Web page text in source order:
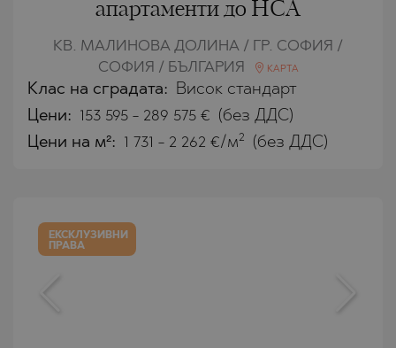
апартаменти до НСА
КВ. МАЛИНОВА ДОЛИНА / ГР. СОФИЯ /
СОФИЯ / БЪЛГАРИЯ
КАРТА
Клас на сградата: Висок стандарт
Цени: 153 595 - 289 575 € (без ДДС)
Цени на м²: 1 731 - 2 262 €/м2 (без ДДС)
ЕКСКЛУЗИВНИ
ПРАВА